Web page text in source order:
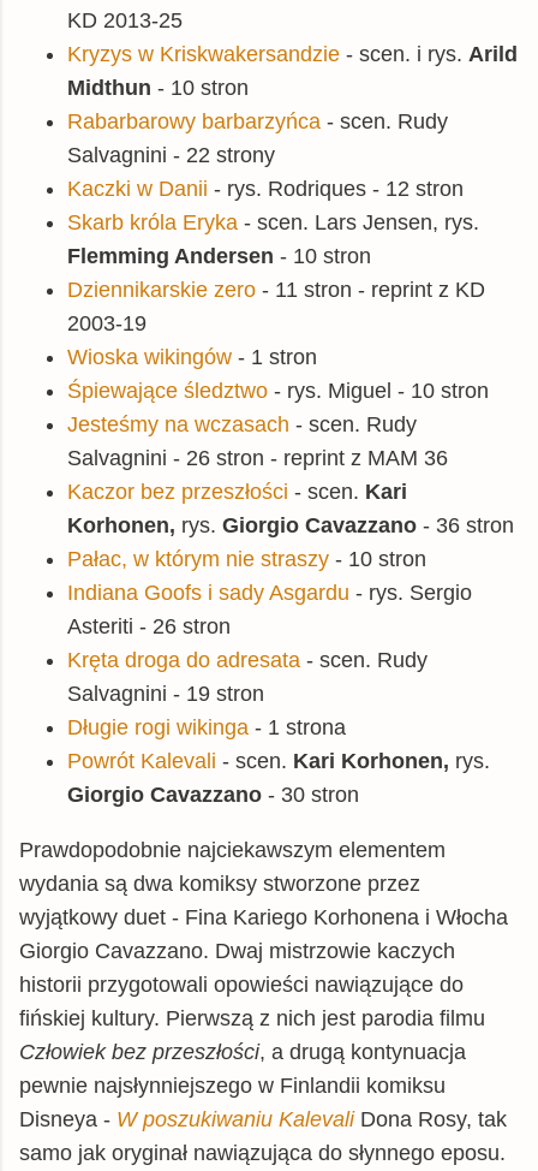
KD 2013-25
Kryzys w Kriskwakersandzie - scen. i rys. Arild
Midthun - 10 stron
Rabarbarowy barbarzyńca - scen. Rudy
Salvagnini - 22 strony
Kaczki w Danii - rys. Rodriques - 12 stron
Skarb króla Eryka - scen. Lars Jensen, rys.
Flemming Andersen - 10 stron
Dziennikarskie zero - 11 stron - reprint z KD
2003-19
Wioska wikingów - 1 stron
Śpiewające śledztwo - rys. Miguel - 10 stron
Jesteśmy na wczasach - scen. Rudy
Salvagnini - 26 stron - reprint z MAM 36
Kaczor bez przeszłości - scen. Kari
Korhonen, rys. Giorgio Cavazzano - 36 stron
Pałac, w którym nie straszy - 10 stron
Indiana Goofs i sady Asgardu - rys. Sergio
Asteriti - 26 stron
Kręta droga do adresata - scen. Rudy
Salvagnini - 19 stron
Długie rogi wikinga - 1 strona
Powrót Kalevali - scen. Kari Korhonen, rys.
Giorgio Cavazzano - 30 stron
Prawdopodobnie najciekawszym elementem
wydania są dwa komiksy stworzone przez
wyjątkowy duet - Fina Kariego Korhonena i Włocha
Giorgio Cavazzano. Dwaj mistrzowie kaczych
historii przygotowali opowieści nawiązujące do
fińskiej kultury. Pierwszą z nich jest parodia filmu
Człowiek bez przeszłości, a drugą kontynuacja
pewnie najsłynniejszego w Finlandii komiksu
Disneya - W poszukiwaniu Kalevali Dona Rosy, tak
samo jak oryginał nawiązująca do słynnego eposu.